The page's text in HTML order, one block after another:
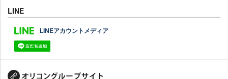
LINE
LINEアカウントメディア